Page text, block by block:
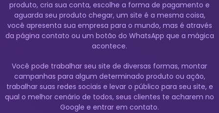
produto, cria sua conta, escolhe a forma de pagamento e
aguarda seu produto chegar, um site é a mesma coisa,
você apresenta sua empresa para o mundo, mas é através
da página contato ou um botão do WhatsApp que a mágica
acontece.
Você pode trabalhar seu site de diversas formas, montar
campanhas para algum determinado produto ou ação,
trabalhar suas redes sociais e levar o público para seu site, e
qual o melhor cenário de todos, seus clientes te acharem no
Google e entrar em contato.